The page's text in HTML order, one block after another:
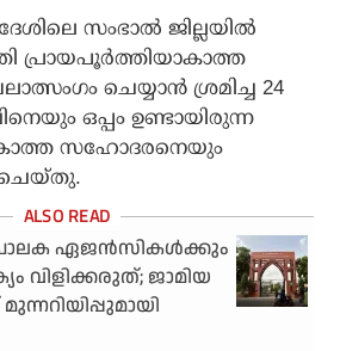
സംഭാൽ ജില്ലയിൽ
പ്രായപൂർത്തിയാകാത്ത
ചെയ്യാൻ ശ്രമിച്ച 24
ഒപ്പം ഉണ്ടായിരുന്ന
സഹോദരനെയും
ചെയ്തു.
ഏജൻസികൾക്കും
വിളിക്കരുത്; ജാമിയ